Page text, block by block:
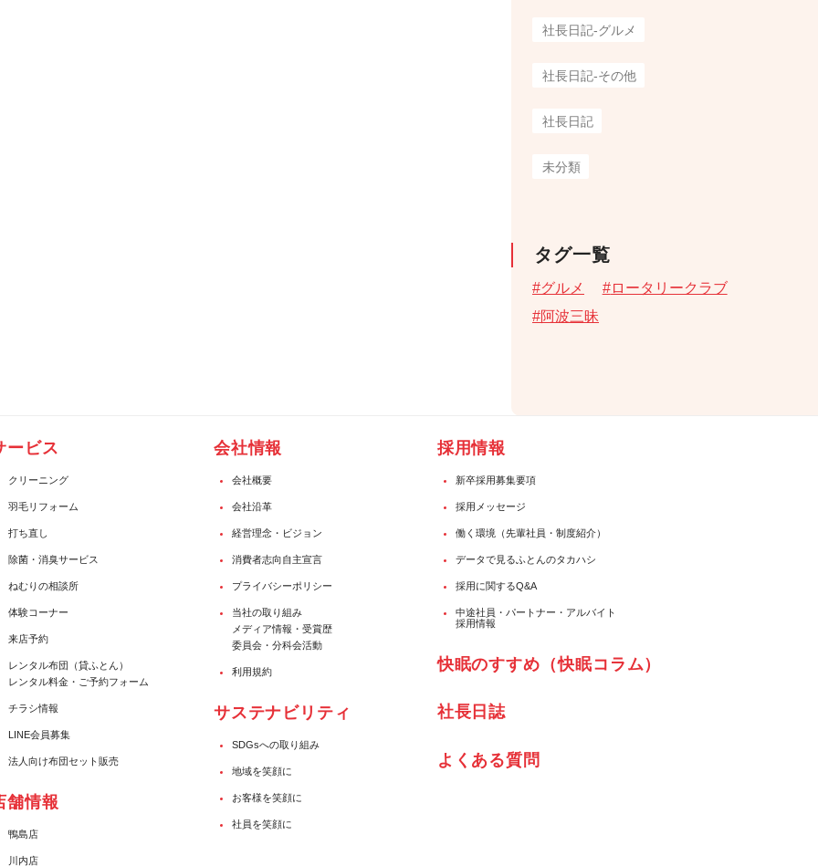
社長日記-グルメ
社長日記-その他
社長日記
未分類
タグ一覧
グルメ
ロータリークラブ
阿波三昧
ービス
クリーニング
羽毛リフォーム
打ち直し
除菌・消臭サービス
ねむりの相談所
体験コーナー
来店予約
レンタル布団（貸ふとん）
レンタル料金・ご予約フォーム
チラシ情報
LINE会員募集
法人向け布団セット販売
舗情報
鴨島店
川内店
会社情報
会社概要
会社沿革
経営理念・ビジョン
消費者志向自主宣言
プライバシーポリシー
当社の取り組み
メディア情報・受賞歴
委員会・分科会活動
利用規約
サステナビリティ
SDGsへの取り組み
地域を笑顔に
お客様を笑顔に
社員を笑顔に
採用情報
新卒採用募集要項
採用メッセージ
働く環境（先輩社員・制度紹介）
データで見るふとんのタカハシ
採用に関するQ&A
中途社員・パートナー・アルバイト
採用情報
快眠のすすめ（快眠コラム）
社⾧日誌
よくある質問